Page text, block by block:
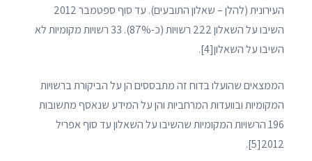
העירונית (להלן – שאלון התובעים). עד סוף ספטמבר 2012
השיבו על השאלון 222 רשויות (כ-87%). 33 רשויות מקומיות לא
השיבו על השאלון[4].
הממצאים שהועלו בדוח זה מתבססים הן על הביקורת ברשויות
המקומיות ובוועדות המרחביות והן על המידע שנאסף מתשובות
196 הרשויות המקומיות שהשיבו על השאלון עד סוף אפריל
2012[5].